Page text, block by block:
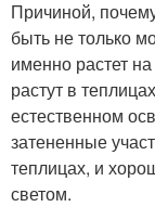
Причиной,
быть не только
именно растет
растут в
естественном
затененные
теплицах, и
светом.